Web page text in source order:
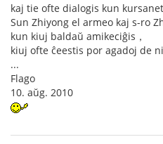
kaj tie ofte dialogis kun
Sun Zhiyong el armeo kaj s-ro
kun kiuj baldaŭ amikeciĝis，
kiuj ofte ĉeestis por agadoj de
...
Flago
10. aŭg. 2010